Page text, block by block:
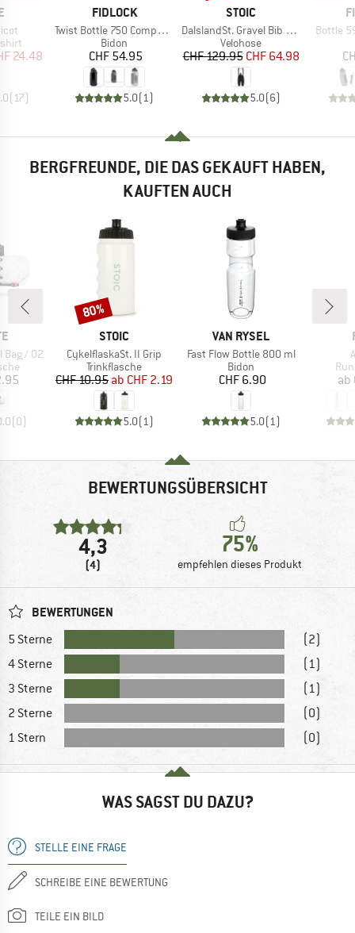
Preis
24.48
( 17)
MARKE
FIDLOCK
Artikel
Twist Bottle 750 Compact + Bike Base
Produktgruppe
Bidon
Preis
CHF 54.95
5.0( 1)
MARKE
STOIC
Artikel
DalslandSt. Gravel Bib Shorts
Produktgruppe
Velohose
Preis
CHF 129.95reduzierter Preis
CHF 64.98
5.0(6)
Artikel
Bottle
BERGFREUNDE, DIE DAS GEKAUFT HABEN,
KAUFTEN AUCH
Bag / 02
(0)
MARKE
STOIC
Artikel
CykelflaskaSt. II Grip
Produktgruppe
Trinkflasche
Preis
CHF 10.95 reduzierter Preis
ab CHF 2.19
5.0(1 )
Rabatt
80%
MARKE
VAN RYSEL
Artikel
Fast Flow Bottle 800 ml
Produktgruppe
Bidon
Preis
CHF 6.90
5.0(1 )
ab
BEWERTUNGSÜBERSICHT
4,3
(4)
75%
empfehlen dieses Produkt
BEWERTUNGEN
5 Sterne
(2)
4 Sterne
(1)
3 Sterne
(1)
2 Sterne
(0)
1 Stern
(0)
WAS SAGST DU DAZU?
STELLE EINE FRAGE
SCHREIBE EINE BEWERTUNG
TEILE EIN BILD